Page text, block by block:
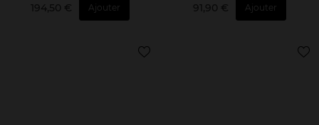
194,50 € Ajouter 91,90 € Ajouter